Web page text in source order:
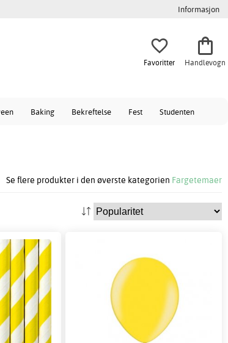
Informasjon
Favoritter Handlevogn
Baking Bekreftelse Fest Studenten
Se flere produkter i den øverste kategorien Fargetemaer